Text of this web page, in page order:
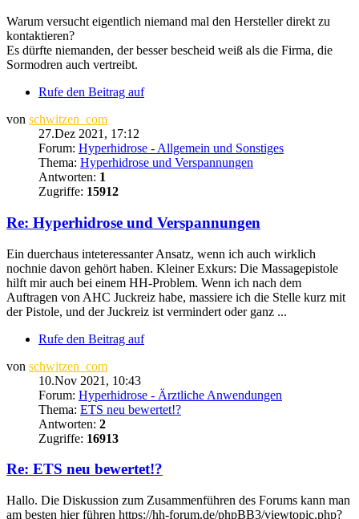
Warum versucht eigentlich niemand mal den Hersteller direkt zu
kontaktieren?
Es dürfte niemanden, der besser bescheid weiß als die Firma, die
Sormodren auch vertreibt.
Rufe den Beitrag auf
von schwitzen_com
27.Dez 2021, 17:12
Forum: Hyperhidrose - Allgemein und Sonstiges
Thema: Hyperhidrose und Verspannungen
Antworten: 1
Zugriffe: 15912
Re: Hyperhidrose und Verspannungen
Ein duerchaus inteteressanter Ansatz, wenn ich auch wirklich
nochnie davon gehört haben. Kleiner Exkurs: Die Massagepistole
hilft mir auch bei einem HH-Problem. Wenn ich nach dem
Auftragen von AHC Juckreiz habe, massiere ich die Stelle kurz mit
der Pistole, und der Juckreiz ist vermindert oder ganz ...
Rufe den Beitrag auf
von schwitzen_com
10.Nov 2021, 10:43
Forum: Hyperhidrose - Ärztliche Anwendungen
Thema: ETS neu bewertet!?
Antworten: 2
Zugriffe: 16913
Re: ETS neu bewertet!?
Hallo. Die Diskussion zum Zusammenführen des Forums kann man
am besten hier führen https://hh-forum.de/phpBB3/viewtopic.php?